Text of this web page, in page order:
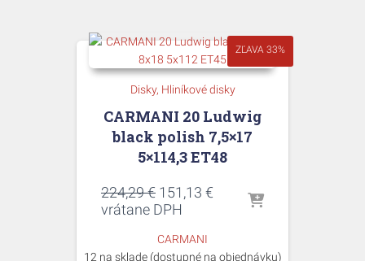
ZĽAVA 33%
Disky Hliníkové disky
CARMANI 20 Ludwig
black polish 7,5×17
5×114,3 ET48
224,29€ Pôvodná
cena
224,29 €.
151,13 € Aktuálna
vrátane DPH
CARMANI
12 na sklade (dostupné na objednávku)